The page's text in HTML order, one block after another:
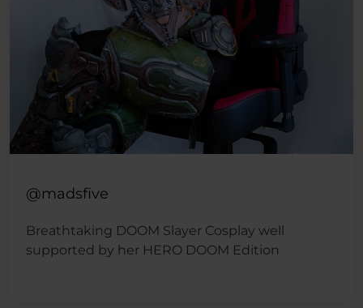
@madsfive
Breathtaking DOOM Slayer Cosplay well
supported by her HERO DOOM Edition